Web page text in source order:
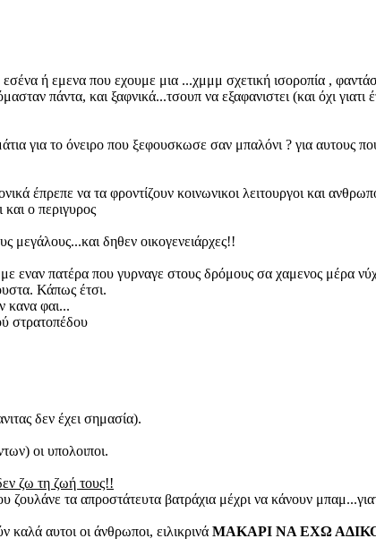
ή εμενα που εχουμε μια ...χμμμ σχετική ισοροπία ,
πάντα, και ξαφνικά...τσουπ να εξαφανιστει (και όχι γιατι
για το όνειρο που ξεφουσκωσε σαν μπαλόνι ? για αυτους
έπρεπε να τα φροντίζουν κοινωνικοι λειτουργοι και
ο περιγυρος
μεγάλους...και δηθεν οικογενειάρχες!!
πατέρα που γυρναγε στους δρόμους σα χαμενος μέρα
Κάπως έτσι.
κανα φαι...
στρατοπέδου
δεν έχει σημασία).
οι υπολοιποι.
ζω τη ζωή τους!!
τα απροστάτευτα βατράχια μέχρι να κάνουν
καλά αυτοι οι άνθρωποι, ειλικρινά ΜΑΚΑΡΙ ΝΑ ΕΧΩ